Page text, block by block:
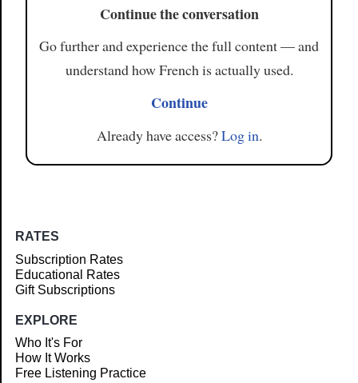
Continue the conversation
Go further and experience the full content — and
understand how French is actually used.
Continue
Already have access?Log in.
RATES
Subscription Rates
Educational Rates
Gift Subscriptions
EXPLORE
Who It's For
How It Works
Free Listening Practice